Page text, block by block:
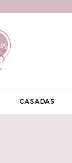
CASADAS